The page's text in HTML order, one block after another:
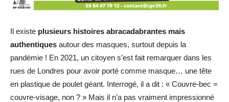
Il existe plusieurs histoires abracadabrantes mais
authentiques autour des masques, surtout depuis la
pandémie ! En 2021, un citoyen s’est fait remarquer dans les
rues de Londres pour avoir porté comme masque… une tête
en plastique de poulet géant. Interrogé, il a dit : « Couvre-bec =
couvre-visage, non ? » Mais il n’a pas vraiment impressionné